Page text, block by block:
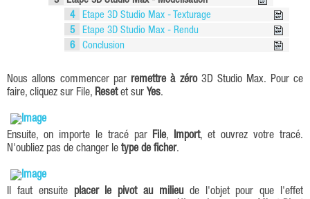
4
Etape 3D Studio Max - Texturage
5
Etape 3D Studio Max - Rendu
6
Conclusion
Nous allons commencer par remettre à zéro3D Studio Max. Pour ce
faire, cliquez sur File, Resetet sur Yes.
Ensuite, on importe le tracé par File, Import, et ouvrez votre tracé.
N'oubliez pas de changer le type de ficher.
Il faut ensuite placer le pivot au milieude l'objet pour que l'effet